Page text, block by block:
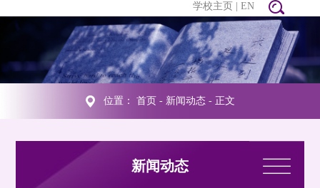
学校主页 EN
位置： 首页- 新闻动态- 正文
新闻动态